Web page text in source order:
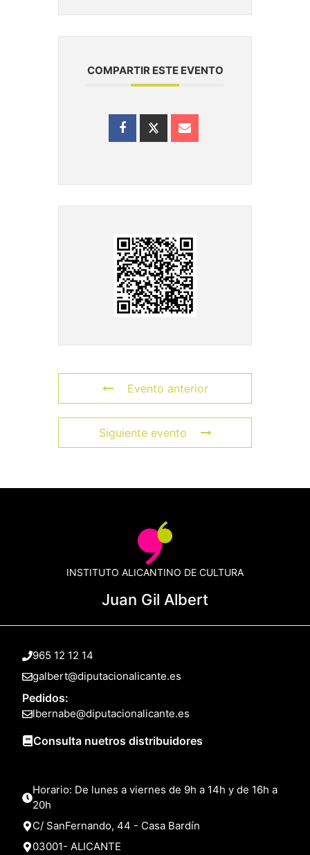
COMPARTIR ESTE EVENTO
Evento anterior
Siguiente evento
INSTITUTO ALICANTINO DE CULTURA
Juan Gil Albert
965 12 12 14
galbert@diputacionalicante.es
Pedidos:
lbernabe@diputacionalicante.es
Consulta nuetros distribuidores
Horario: De lunes a viernes de 9h a 14h y de 16h a
20h
C/ SanFernando, 44 - Casa Bardín
03001- ALICANTE